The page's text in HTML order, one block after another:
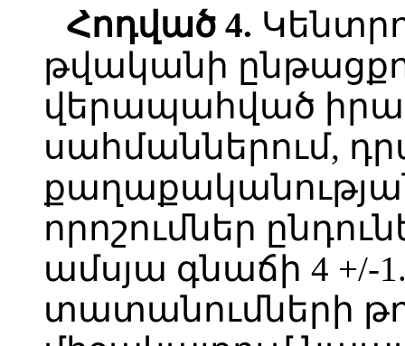
Հոդված 4.
թվականի
վերապահված
սահմաններում,
որոշումներ
ամսյա գնաճի 4 +/-
տատանումների